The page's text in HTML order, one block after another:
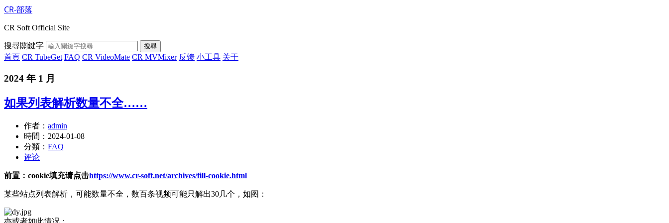
CR-部落
CR Soft Official Site
搜尋關鍵字 搜尋
首頁 CR TubeGet FAQ CR VideoMate CR MVMixer 反馈 小工具 关于
2024 年 1 月
如果列表解析数量不全……
作者： admin
時間： 2024-01-08
分類： FAQ
评论
前置：cookie填充请点击https://www.cr-soft.net/archives/fill-cookie.html
某些站点列表解析，可能数量不全，数百条视频可能只解出30几个，如图：
亦或者如此情况：